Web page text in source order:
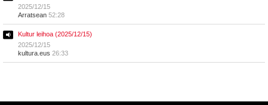
2025/12/15
Arratsean 52:28
Kultur leihoa (2025/12/15)
2025/12/15
kultura.eus 26:33